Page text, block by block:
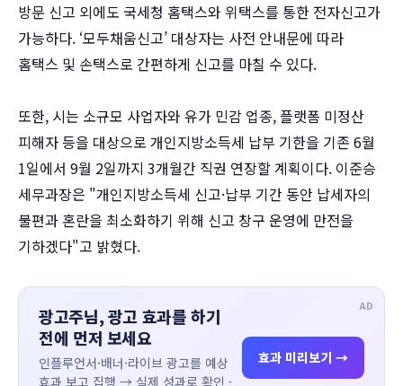
방문 신고 외에도 국세청 홈택스와 위택스를 통한 전자신고가
가능하다. ‘모두채움신고’ 대상자는 사전 안내문에 따라
홈택스 및 손택스로 간편하게 신고를 마칠 수 있다.
또한, 시는 소규모 사업자와 유가 민감 업종, 플랫폼 미정산
피해자 등을 대상으로 개인지방소득세 납부 기한을 기존 6월
1일에서 9월 2일까지 3개월간 직권 연장할 계획이다. 이준승
세무과장은 "개인지방소득세 신고·납부 기간 동안 납세자의
불편과 혼란을 최소화하기 위해 신고 창구 운영에 만전을
기하겠다"고 밝혔다.
AD
광고주님, 광고 효과를 하기
전에 먼저 보세요
인플루언서·배너·라이브 광고를 예상
효과 보고 집행 → 실제 성과로 확인 ·
효과 미리보기 →